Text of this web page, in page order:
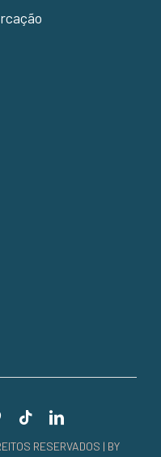
RESERVADOS | BY